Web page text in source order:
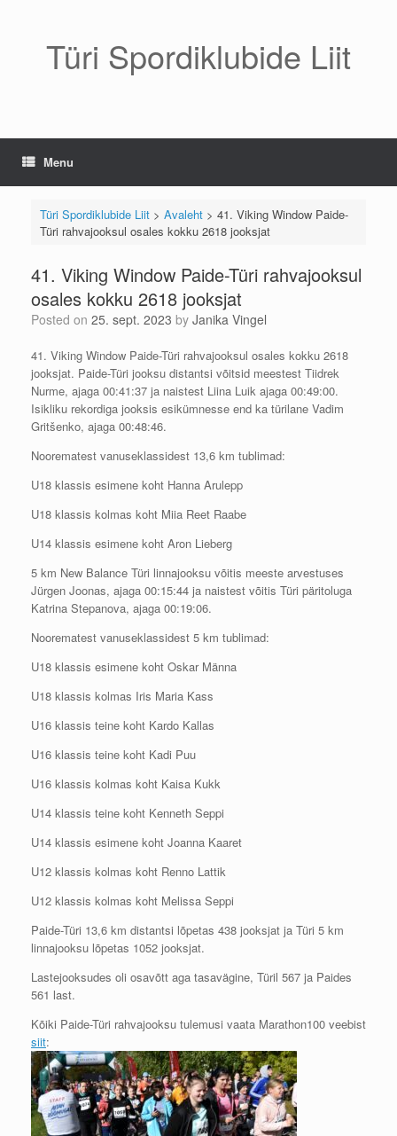
Türi Spordiklubide Liit
Menu
Türi Spordiklubide Liit> Avaleht> 41. Viking Window Paide-
Türi rahvajooksul osales kokku 2618 jooksjat
41. Viking Window Paide-Türi rahvajooksul
osales kokku 2618 jooksjat
Posted on 25. sept. 2023 by Janika Vingel
41. Viking Window Paide-Türi rahvajooksul osales kokku 2618
jooksjat. Paide-Türi jooksu distantsi võitsid meestest Tiidrek
Nurme, ajaga 00:41:37 ja naistest Liina Luik ajaga 00:49:00.
Isikliku rekordiga jooksis esikümnesse end ka türilane Vadim
Gritšenko, ajaga 00:48:46.
Noorematest vanuseklassidest 13,6 km tublimad:
U18 klassis esimene koht Hanna Arulepp
U18 klassis kolmas koht Miia Reet Raabe
U14 klassis esimene koht Aron Lieberg
5 km New Balance Türi linnajooksu võitis meeste arvestuses
Jürgen Joonas, ajaga 00:15:44 ja naistest võitis Türi päritoluga
Katrina Stepanova, ajaga 00:19:06.
Noorematest vanuseklassidest 5 km tublimad:
U18 klassis esimene koht Oskar Männa
U18 klassis kolmas Iris Maria Kass
U16 klassis teine koht Kardo Kallas
U16 klassis teine koht Kadi Puu
U16 klassis kolmas koht Kaisa Kukk
U14 klassis teine koht Kenneth Seppi
U14 klassis esimene koht Joanna Kaaret
U12 klassis kolmas koht Renno Lattik
U12 klassis kolmas koht Melissa Seppi
Paide-Türi 13,6 km distantsi lõpetas 438 jooksjat ja Türi 5 km
linnajooksu lõpetas 1052 jooksjat.
Lastejooksudes oli osavõtt aga tasavägine, Türil 567 ja Paides
561 last.
Kõiki Paide-Türi rahvajooksu tulemusi vaata Marathon100 veebist
siit: